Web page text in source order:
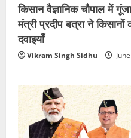
किसान वैज्ञानिक चौपाल में
मंत्री प्रदीप बत्रा ने
दवाइयाँ
Vikram Singh Sidhu